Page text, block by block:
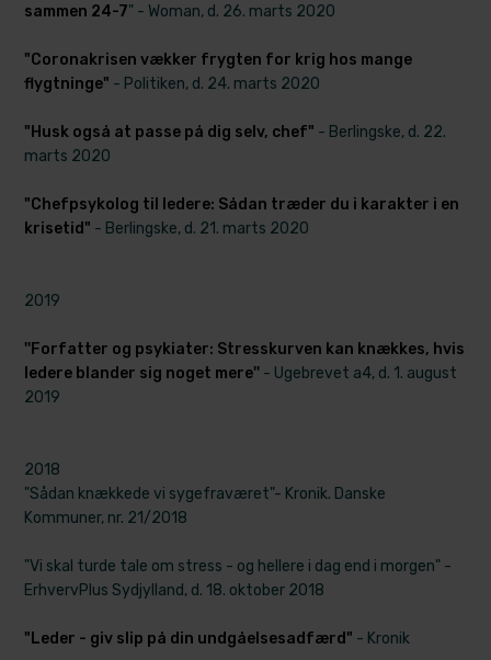
sammen 24-7" - Woman, d. 26. marts 2020
"Coronakrisen vækker frygten for krig hos mange
flygtninge" - Politiken, d. 24. marts 2020
"Husk også at passe på dig selv, chef" - Berlingske, d. 22.
marts 2020
"Chefpsykolog til ledere: Sådan træder du i karakter i en
krisetid" - Berlingske, d. 21. marts 2020
2019
''Forfatter og psykiater: Stresskurven kan knækkes, hvis
ledere blander sig noget mere''- Ugebrevet a4, d. 1. august
2019
2018
"Sådan knækkede vi s​ygefraværet"- Kronik. Danske
Kommuner, nr. 21/2018
"Vi skal turde tale om stress - og hellere ​i dag end i morgen" -
ErhvervPlus Sydjylland, d. 18. oktober 2018
"Leder - giv slip på din undgåelsesadfærd" - Kronik